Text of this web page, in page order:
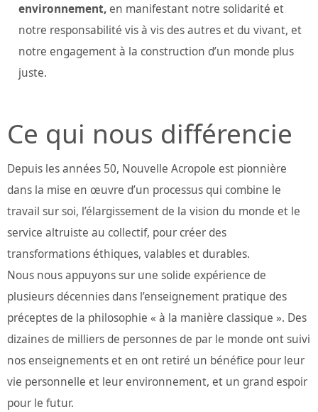
environnement, en manifestant notre solidarité et
notre responsabilité vis à vis des autres et du vivant, et
notre engagement à la construction d’un monde plus
juste.
Ce qui nous différencie
Depuis les années 50, Nouvelle Acropole est pionnière
dans la mise en œuvre d’un processus qui combine le
travail sur soi, l’élargissement de la vision du monde et le
service altruiste au collectif, pour créer des
transformations éthiques, valables et durables.
Nous nous appuyons sur une solide expérience de
plusieurs décennies dans l’enseignement pratique des
préceptes de la philosophie « à la manière classique ». Des
dizaines de milliers de personnes de par le monde ont suivi
nos enseignements et en ont retiré un bénéfice pour leur
vie personnelle et leur environnement, et un grand espoir
pour le futur.